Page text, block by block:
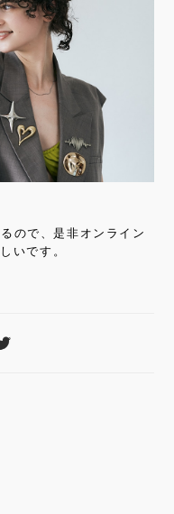
ので、是非オンライン
いです。